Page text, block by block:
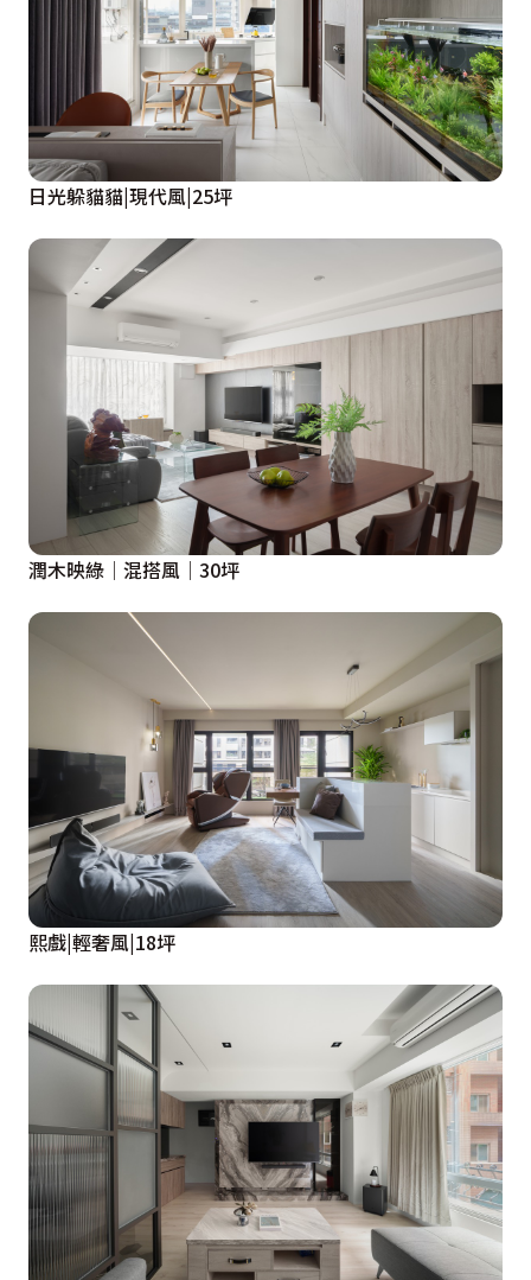
日光躲貓貓|現代風|25坪
潤木映綠│混搭風│30坪
熙戲|輕奢風|18坪